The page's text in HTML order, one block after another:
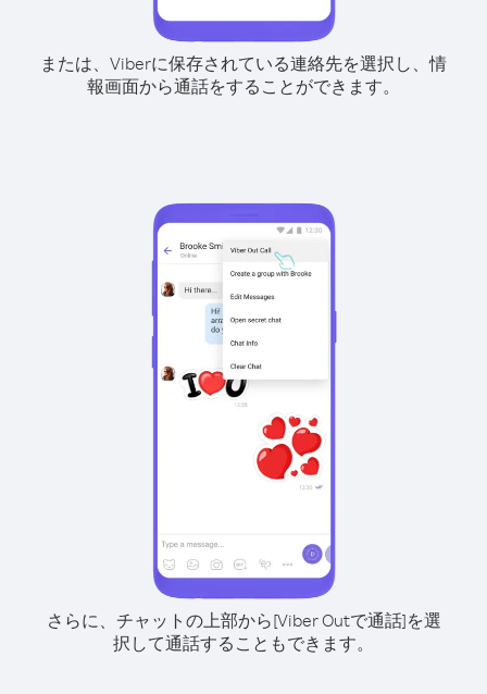
または、Viberに保存されている連絡先を選択し、情
報画面から通話をすることができます。
さらに、チャットの上部から[Viber Outで通話]を選
択して通話することもできます。